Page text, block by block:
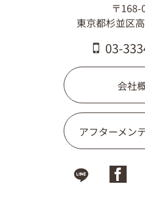
〒168-
東京都杉並区
03-
会社
アフターメン